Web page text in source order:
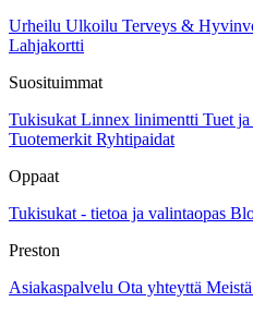
Urheilu Ulkoilu Terveys &
Lahjakortti
Suosituimmat
Tukisukat Linnex linimentti Tuet
Tuotemerkit Ryhtipaidat
Oppaat
Tukisukat - tietoa ja valintaopas
Preston
Asiakaspalvelu Ota yhteyttä Meistä